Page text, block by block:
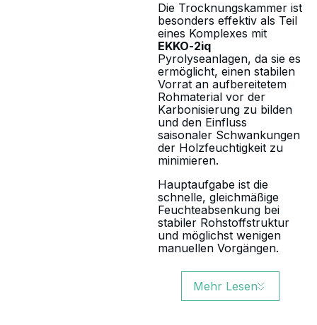
Die Trocknungskammer ist
besonders effektiv als Teil
eines Komplexes mit
EKKO-2iq
Pyrolyseanlagen, da sie es
ermöglicht, einen stabilen
Vorrat an aufbereitetem
Rohmaterial vor der
Karbonisierung zu bilden
und den Einfluss
saisonaler Schwankungen
der Holzfeuchtigkeit zu
minimieren.
Hauptaufgabe ist die
schnelle, gleichmäßige
Feuchteabsenkung bei
stabiler Rohstoffstruktur
und möglichst wenigen
manuellen Vorgängen.
Mehr Lesen